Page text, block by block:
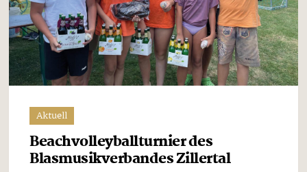
Aktuell
Beachvolleyballturnier des
Blasmusikverbandes Zillertal